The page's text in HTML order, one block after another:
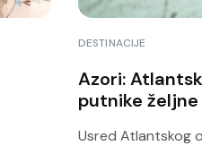
DESTINACIJE
Azori:
putnike
Usred Atlantskog